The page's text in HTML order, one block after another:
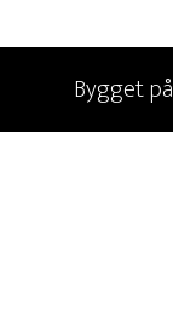
Bygget på